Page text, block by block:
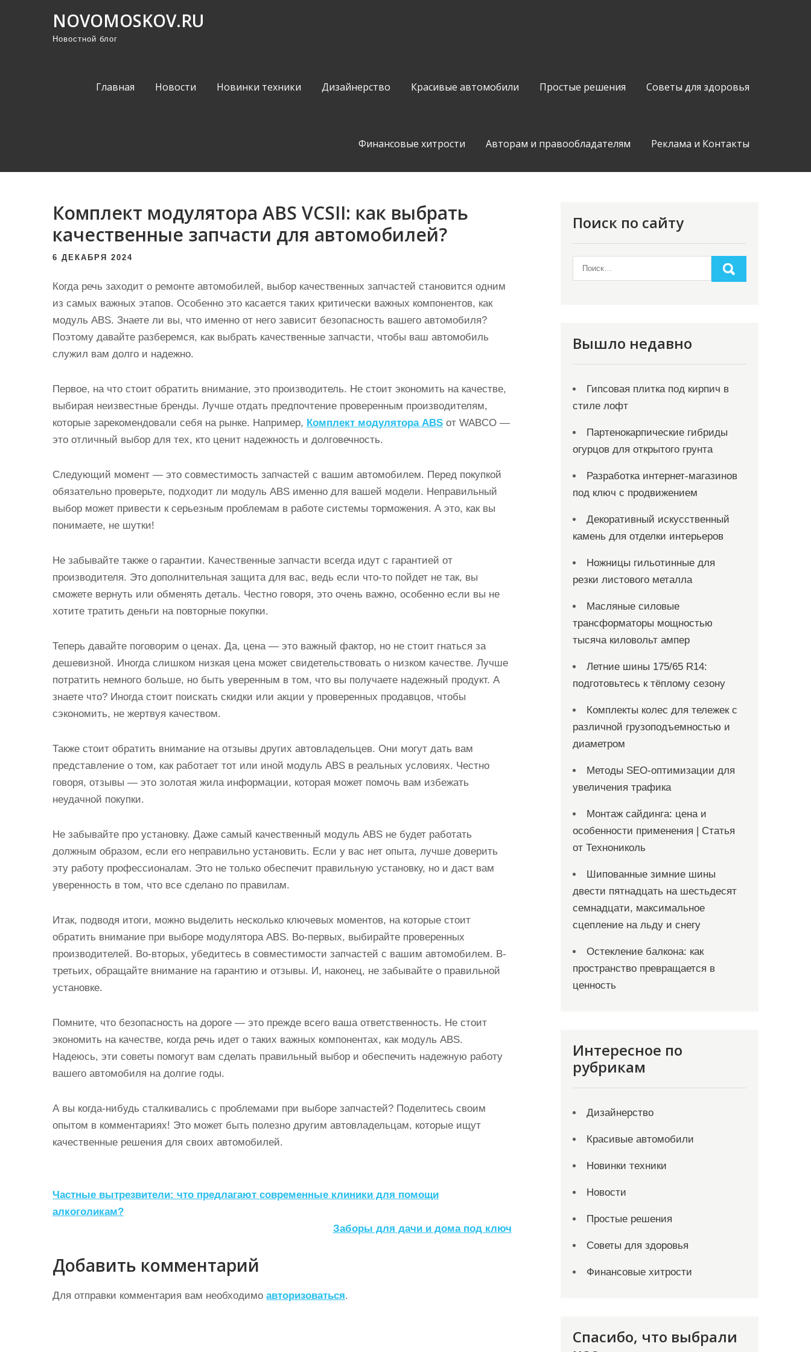
NOVOMOSKOV.RU
Новостной блог
Главная Новости Новинки техники Дизайнерство Красивые автомобили Простые решения Советы для здоровья
Финансовые хитрости Авторам и правообладателям Реклама и Контакты
Комплект модулятора ABS VCSII: как выбрать
качественные запчасти для автомобилей?
6 ДЕКАБРЯ 2024
Когда речь заходит о ремонте автомобилей, выбор качественных запчастей становится одним
из самых важных этапов. Особенно это касается таких критически важных компонентов, как
модуль ABS. Знаете ли вы, что именно от него зависит безопасность вашего автомобиля?
Поэтому давайте разберемся, как выбрать качественные запчасти, чтобы ваш автомобиль
служил вам долго и надежно.
Первое, на что стоит обратить внимание, это производитель. Не стоит экономить на качестве,
выбирая неизвестные бренды. Лучше отдать предпочтение проверенным производителям,
которые зарекомендовали себя на рынке. Например, Комплект модулятора ABS от WABCO —
это отличный выбор для тех, кто ценит надежность и долговечность.
Следующий момент — это совместимость запчастей с вашим автомобилем. Перед покупкой
обязательно проверьте, подходит ли модуль ABS именно для вашей модели. Неправильный
выбор может привести к серьезным проблемам в работе системы торможения. А это, как вы
понимаете, не шутки!
Не забывайте также о гарантии. Качественные запчасти всегда идут с гарантией от
производителя. Это дополнительная защита для вас, ведь если что-то пойдет не так, вы
сможете вернуть или обменять деталь. Честно говоря, это очень важно, особенно если вы не
хотите тратить деньги на повторные покупки.
Теперь давайте поговорим о ценах. Да, цена — это важный фактор, но не стоит гнаться за
дешевизной. Иногда слишком низкая цена может свидетельствовать о низком качестве. Лучше
потратить немного больше, но быть уверенным в том, что вы получаете надежный продукт. А
знаете что? Иногда стоит поискать скидки или акции у проверенных продавцов, чтобы
сэкономить, не жертвуя качеством.
Также стоит обратить внимание на отзывы других автовладельцев. Они могут дать вам
представление о том, как работает тот или иной модуль ABS в реальных условиях. Честно
говоря, отзывы — это золотая жила информации, которая может помочь вам избежать
неудачной покупки.
Не забывайте про установку. Даже самый качественный модуль ABS не будет работать
должным образом, если его неправильно установить. Если у вас нет опыта, лучше доверить
эту работу профессионалам. Это не только обеспечит правильную установку, но и даст вам
уверенность в том, что все сделано по правилам.
Итак, подводя итоги, можно выделить несколько ключевых моментов, на которые стоит
обратить внимание при выборе модулятора ABS. Во-первых, выбирайте проверенных
производителей. Во-вторых, убедитесь в совместимости запчастей с вашим автомобилем. В-
третьих, обращайте внимание на гарантию и отзывы. И, наконец, не забывайте о правильной
установке.
Помните, что безопасность на дороге — это прежде всего ваша ответственность. Не стоит
экономить на качестве, когда речь идет о таких важных компонентах, как модуль ABS.
Надеюсь, эти советы помогут вам сделать правильный выбор и обеспечить надежную работу
вашего автомобиля на долгие годы.
А вы когда-нибудь сталкивались с проблемами при выборе запчастей? Поделитесь своим
опытом в комментариях! Это может быть полезно другим автовладельцам, которые ищут
качественные решения для своих автомобилей.
Н
а
и
г
а
Частные вытрезвители: что предлагают современные клиники для помощи
алкоголикам?
Заборы для дачи и дома под ключ
Добавить комментарий
Для отправки комментария вам необходимо авторизоваться.
Поиск по сайту
Вышло недавно
Гипсовая плитка под кирпич в
стиле лофт
Партенокарпические гибриды
огурцов для открытого грунта
Разработка интернет-магазинов
под ключ с продвижением
Декоративный искусственный
камень для отделки интерьеров
Ножницы гильотинные для
резки листового металла
Масляные силовые
трансформаторы мощностью
тысяча киловольт ампер
Летние шины 175/65 R14:
подготовьтесь к тёплому сезону
Комплекты колес для тележек с
различной грузоподъемностью и
диаметром
Методы SEO-оптимизации для
увеличения трафика
Монтаж сайдинга: цена и
особенности применения | Статья
от Технониколь
Шипованные зимние шины
двести пятнадцать на шестьдесят
семнадцати, максимальное
сцепление на льду и снегу
Остекление балкона: как
пространство превращается в
ценность
Интересное по
рубрикам
Дизайнерство
Красивые автомобили
Новинки техники
Новости
Простые решения
Советы для здоровья
Финансовые хитрости
Спасибо, что выбрали